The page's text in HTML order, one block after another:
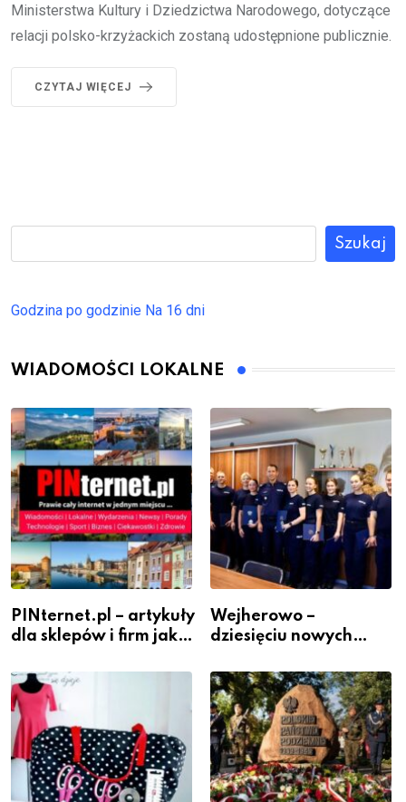
Ministerstwa Kultury i Dziedzictwa Narodowego, dotyczące
relacji polsko-krzyżackich zostaną udostępnione publicznie.
CZYTAJ WIĘCEJ
Szukaj
Godzina po godzinie Na 16 dni
WIADOMOŚCI LOKALNE
PINternet.pl – artykuły
dla sklepów i firm jako
widoczność
Wejherowo –
dziesięciu nowych
szeregach Komendy
Powiatowej